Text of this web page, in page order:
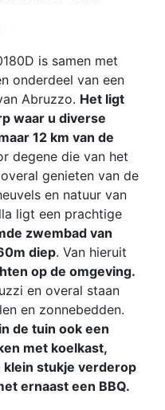
is samen met
onderdeel van een
Abruzzo. Het ligt
waar u diverse
12 km van de
degene die van het
genieten van de
en natuur van
ligt een prachtige
zwembad van
diep. Van hieruit
op de omgeving.
en overal staan
en zonnebedden.
de tuin ook een
met koelkast,
stukje verderop
ernaast een BBQ.